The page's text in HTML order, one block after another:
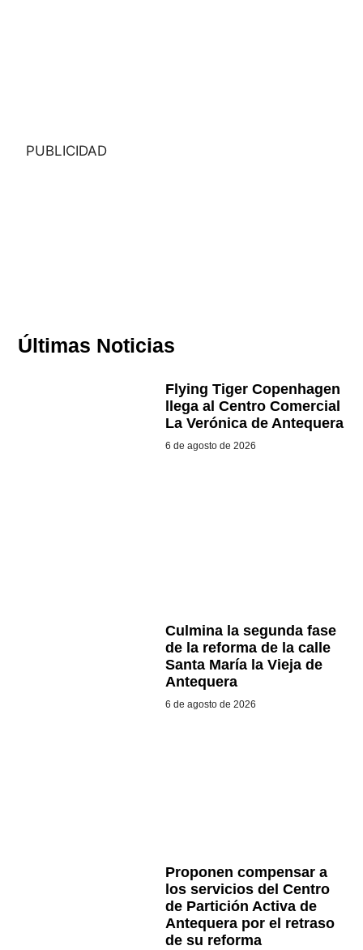
PUBLICIDAD
Últimas Noticias
Flying Tiger Copenhagen
llega al Centro Comercial
La Verónica de Antequera
6 de agosto de 2026
Culmina la segunda fase
de la reforma de la calle
Santa María la Vieja de
Antequera
6 de agosto de 2026
Proponen compensar a
los servicios del Centro
de Partición Activa de
Antequera por el retraso
de su reforma